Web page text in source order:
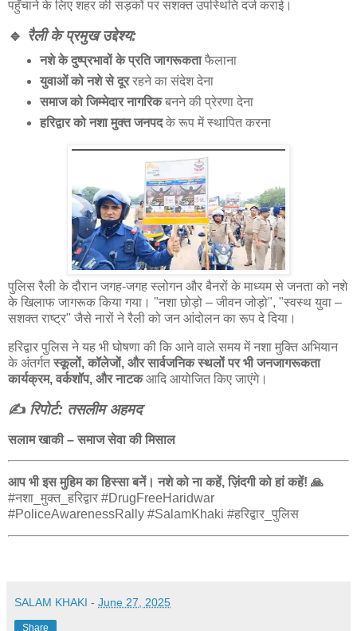
पहुँचाने के लिए शहर की सड़कों पर सशक्त उपस्थिति दर्ज कराई।
🔹 रैली के प्रमुख उद्देश्य:
नशे के दुष्प्रभावों के प्रति जागरूकताफैलाना
युवाओं को नशे से दूररहने का संदेश देना
समाज को जिम्मेदार नागरिकबनने की प्रेरणा देना
हरिद्वार को नशा मुक्त जनपदके रूप में स्थापित करना
पुलिस रैली के दौरान जगह-जगह स्लोगन और बैनरों के माध्यम से जनता को नशे
के खिलाफ जागरूक किया गया। "नशा छोड़ो – जीवन जोड़ो", "स्वस्थ युवा –
सशक्त राष्ट्र" जैसे नारों ने रैली को जन आंदोलन का रूप दे दिया।
हरिद्वार पुलिस ने यह भी घोषणा की कि आने वाले समय में नशा मुक्ति अभियान
के अंतर्गतस्कूलों, कॉलेजों, और सार्वजनिक स्थलों पर भी जनजागरूकता
कार्यक्रम, वर्कशॉप, और नाटकआदि आयोजित किए जाएंगे।
✍️ रिपोर्ट: तसलीम अहमद
सलाम खाकी – समाज सेवा की मिसाल
आप भी इस मुहिम का हिस्सा बनें। नशे को ना कहें, ज़िंदगी को हां कहें! 🙏
#नशा_मुक्त_हरिद्वार #DrugFreeHaridwar
#PoliceAwarenessRally #SalamKhaki #हरिद्वार_पुलिस
SALAM KHAKI - June 27, 2025
Share